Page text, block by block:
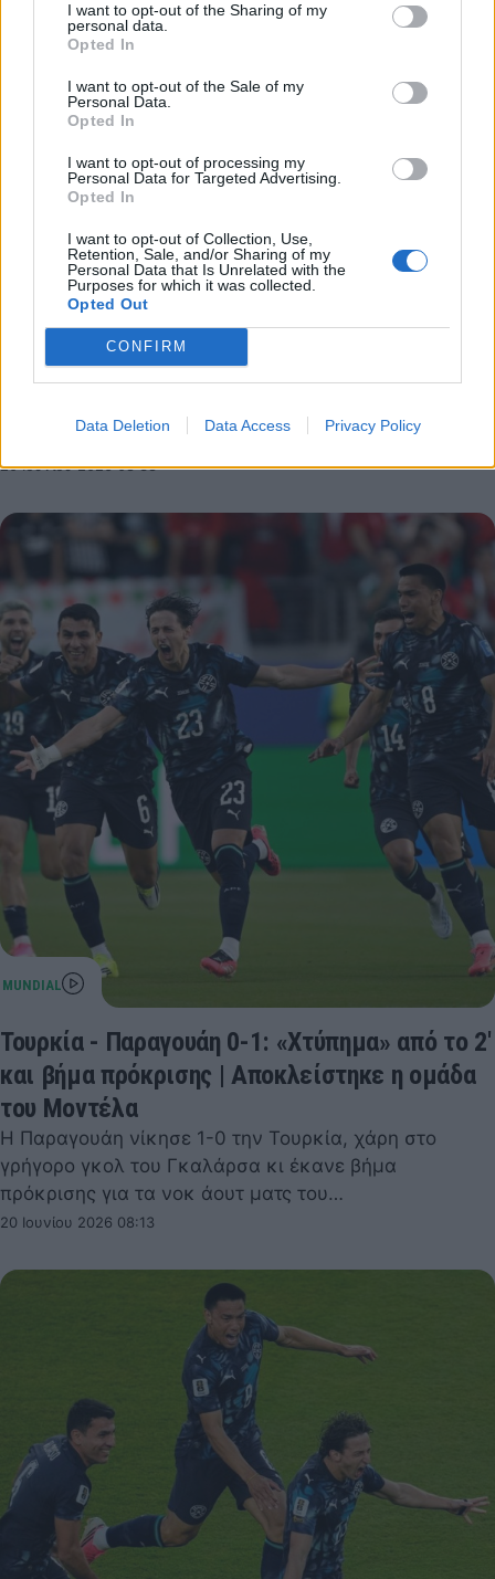
I want to opt-out of the Sharing of my
personal data.
Opted In
I want to opt-out of the Sale of my
Personal Data.
Opted In
I want to opt-out of processing my
Personal Data for Targeted Advertising.
Opted In
I want to opt-out of Collection, Use,
Retention, Sale, and/or Sharing of my
Personal Data that Is Unrelated with the
Purposes for which it was collected.
Opted Out
CONFIRM
Data Deletion Data Access Privacy Policy
Μουντιάλ 2026: Τα highlights του Τουρκία –
Παραγουάη και το κοντράστ συναισθημάτων
στο φινάλε
Δείτε τα highlights του Τουρκία – Παραγουάη και το
αναμέτρησης για το Group D του Μουντιάλ…
20 Ιουνίου 2026 08:38
Τουρκία - Παραγουάη 0-1: «Χτύπημα» από το 2'
και βήμα πρόκρισης | Αποκλείστηκε η ομάδα
του Μοντέλα
Η Παραγουάη νίκησε 1-0 την Τουρκία, χάρη στο
γρήγορο γκολ του Γκαλάρσα κι έκανε βήμα
πρόκρισης για τα νοκ άουτ ματς του…
20 Ιουνίου 2026 08:13